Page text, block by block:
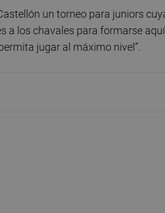
un torneo para juniors
a los chavales para formarse
jugar al máximo nivel”.